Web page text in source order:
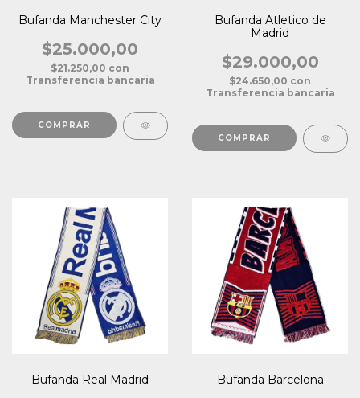
Bufanda Manchester City
$25.000,00
$21.250,00 con
Transferencia bancaria
Bufanda Atletico de
Madrid
$29.000,00
$24.650,00 con
Transferencia bancaria
Bufanda Real Madrid Bufanda Barcelona